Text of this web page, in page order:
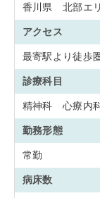
香川県 北部エ
アクセス
最寄駅より徒歩
診療科目
精神科 心療
勤務形態
常勤
病床数